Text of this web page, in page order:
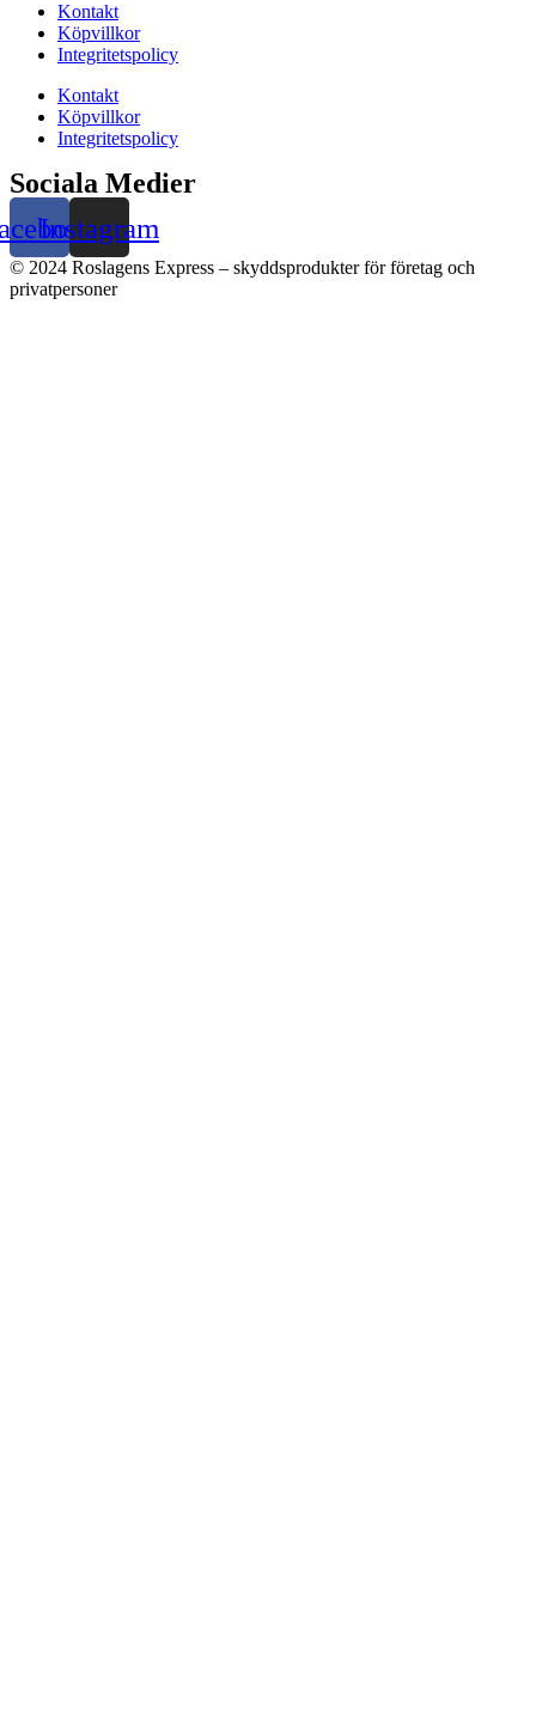
Kontakt
Köpvillkor
Integritetspolicy
Kontakt
Köpvillkor
Integritetspolicy
Sociala Medier
Instagram
© 2024 Roslagens Express – skyddsprodukter för företag och
privatpersoner